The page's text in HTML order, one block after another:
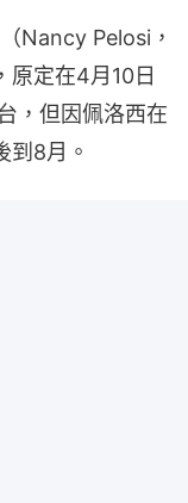
Nancy Pelosi，
原定在4月10日
，但因佩洛西在
到8月。